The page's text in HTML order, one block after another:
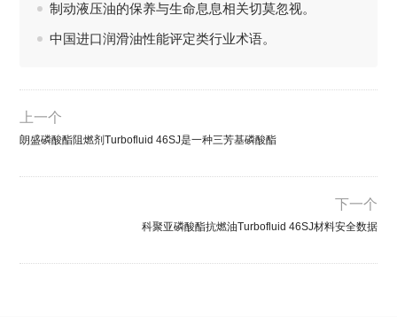
制动液压油的保养与生命息息相关切莫忽视。
中国进口润滑油性能评定类行业术语。
上一个
朗盛磷酸酯阻燃剂Turbofluid 46SJ是一种三芳基磷酸酯
下一个
科聚亚磷酸酯抗燃油Turbofluid 46SJ材料安全数据